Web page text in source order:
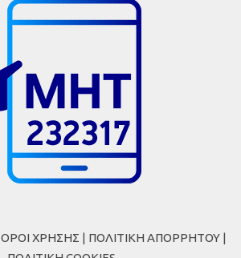
ΟΡΟΙ ΧΡΗΣΗΣ | ΠΟΛΙΤΙΚΗ ΑΠΟΡΡΗΤΟΥ |